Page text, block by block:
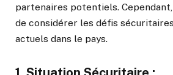
partenaires potentiels.
de considérer les défis
actuels dans le pays.